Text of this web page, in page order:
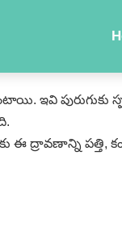
పురుగుకు
ఈ ద్రావణాన్ని